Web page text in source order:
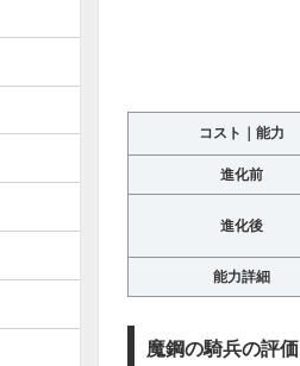
コスト｜能力
進化前
進化後
能力詳細
魔鋼の騎兵の評価